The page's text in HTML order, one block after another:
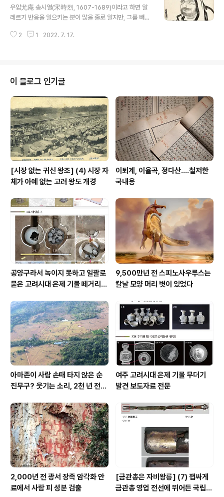
건, 이 땅에 천주의 가르침을 전파하러 온 이들이 꼭 필요하
다고 생각해 주문한 물건 중에 커피가 있었다. 그것도 수십
찾았다. 선교 과정에서 신부들은 주변의 조선인 신자들에
우암尤庵 송시열(宋時烈, 1607-1689)이라고 하면 알
레르기 반응을 일으키는 분이 많을 줄로 알지만, 그를 빼놓
술사에만 국한하지 않는다. 실제로 그가 남긴 글을 읽어보
열은 이조판서(지금으로 치면 행정안전부 장관?)였고 유계
는 병조참지(지금으로 치면 국방부 국장?)였다. ... 또 한 가
지 일이 있네. 저번에, “북부北部에 윤리倫理를 거스른 사
람이 있는데도 부관部官이 적발하여 보고하지 않았으니,
이는 직책을 다하지 못한 것이다…….”라 한 말을 듣고, 그
허실虛實을 ..
2 1 2022. 7. 17.
이 블로그 인기글
[시장 없는 귀신 왕조] (4) 시장 자
체가 아예 없는 고려 왕도 개경
이퇴계, 이율곡, 정다산....철저한
국내용
공양구라서 녹이지 못하고 일괄로
묻은 고려시대 은제 기물 떼거리로
9,500만년 전 스피노사우루스는
칼날 모양 머리 볏이 있었다
아마존이 사람 손때 타지 않은 순
진무구? 웃기는 소리, 2천 년 전에
여주 고려시대 은제 기물 무더기
발견 보도자료 전문
2,000년 전 광서 장족 암각화 안
료에서 사람 피 성분 검출
[금관총은 자비왕릉] (7) 잽싸게
금관총 영업 전선에 뛰어든 국립박